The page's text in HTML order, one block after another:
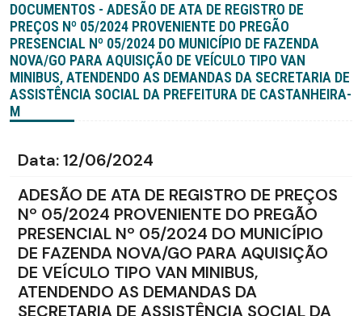
DOCUMENTOS - ADESÃO DE ATA DE REGISTRO DE
PREÇOS Nº 05/2024 PROVENIENTE DO PREGÃO
PRESENCIAL Nº 05/2024 DO MUNICÍPIO DE FAZENDA
NOVA/GO PARA AQUISIÇÃO DE VEÍCULO TIPO VAN
MINIBUS, ATENDENDO AS DEMANDAS DA SECRETARIA DE
ASSISTÊNCIA SOCIAL DA PREFEITURA DE CASTANHEIRA-
M
Data:12/06/2024
ADESÃO DE ATA DE REGISTRO DE PREÇOS
Nº 05/2024 PROVENIENTE DO PREGÃO
PRESENCIAL Nº 05/2024 DO MUNICÍPIO
DE FAZENDA NOVA/GO PARA AQUISIÇÃO
DE VEÍCULO TIPO VAN MINIBUS,
ATENDENDO AS DEMANDAS DA
SECRETARIA DE ASSISTÊNCIA SOCIAL DA